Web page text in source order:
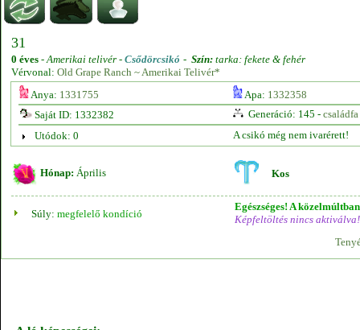
31
0 éves -Amerikai telivér - Csődörcsikó - Szín: tarka: fekete & fehér
Vérvonal: Old Grape Ranch ~ Amerikai Telivér*
Anya: 1331755 Apa: 1332358
Saját ID: 1332382
Generáció: 145 - családfa
Utódok: 0
A csikó még nem ivarérett!
Hónap: Április Kos
Súly: megfelelő kondíció
Egészséges! A
Képfeltöltés nincs aktiválva!